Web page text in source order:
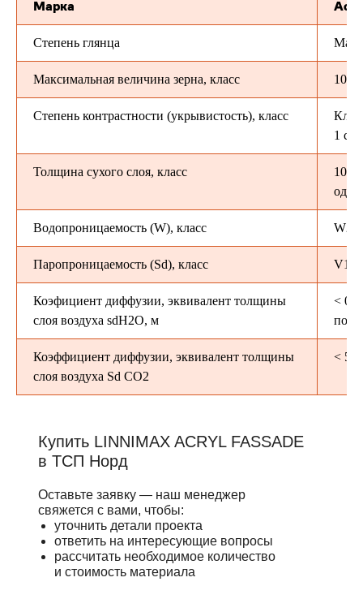
Марка
Степень глянца
Максимальная величина зерна, класс 100
Степень контрастности (укрывистость), класс
1
Толщина сухого слоя, класс
Водопроницаемость (W), класс W2
Паропроницаемость (Sd), класс V1
Коэфициент диффузии, эквивалент толщины
слоя воздуха sdH2O, м
<
Коэффициент диффузии, эквивалент толщины
слоя воздуха Sd СО2
< 50
Оставьте заявку — наш менеджер
свяжется с вами, чтобы:
уточнить детали проекта
ответить на интересующие вопросы
рассчитать необходимое количество
и стоимость материала
Купить LINNIMAX ACRYL FASSADE
в ТСП Норд